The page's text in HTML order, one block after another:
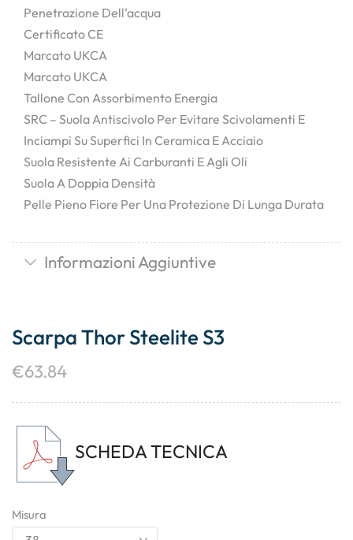
Penetrazione Dell’acqua
Certificato CE
Marcato UKCA
Marcato UKCA
Tallone Con Assorbimento Energia
SRC – Suola Antiscivolo Per Evitare Scivolamenti E
Inciampi Su Superfici In Ceramica E Acciaio
Suola Resistente Ai Carburanti E Agli Oli
Suola A Doppia Densità
Pelle Pieno Fiore Per Una Protezione Di Lunga Durata
Informazioni Aggiuntive
Scarpa Thor Steelite S3
€63.84
SCHEDA TECNICA
Misura